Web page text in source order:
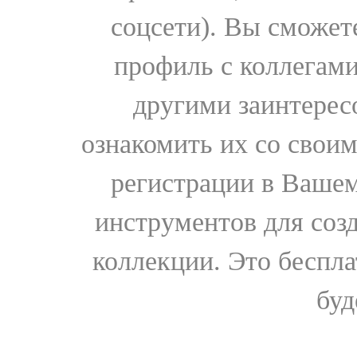
соцсети). Вы
профиль с
другими
ознакомить их со
регистрации в
инструментов для
коллекции. Это